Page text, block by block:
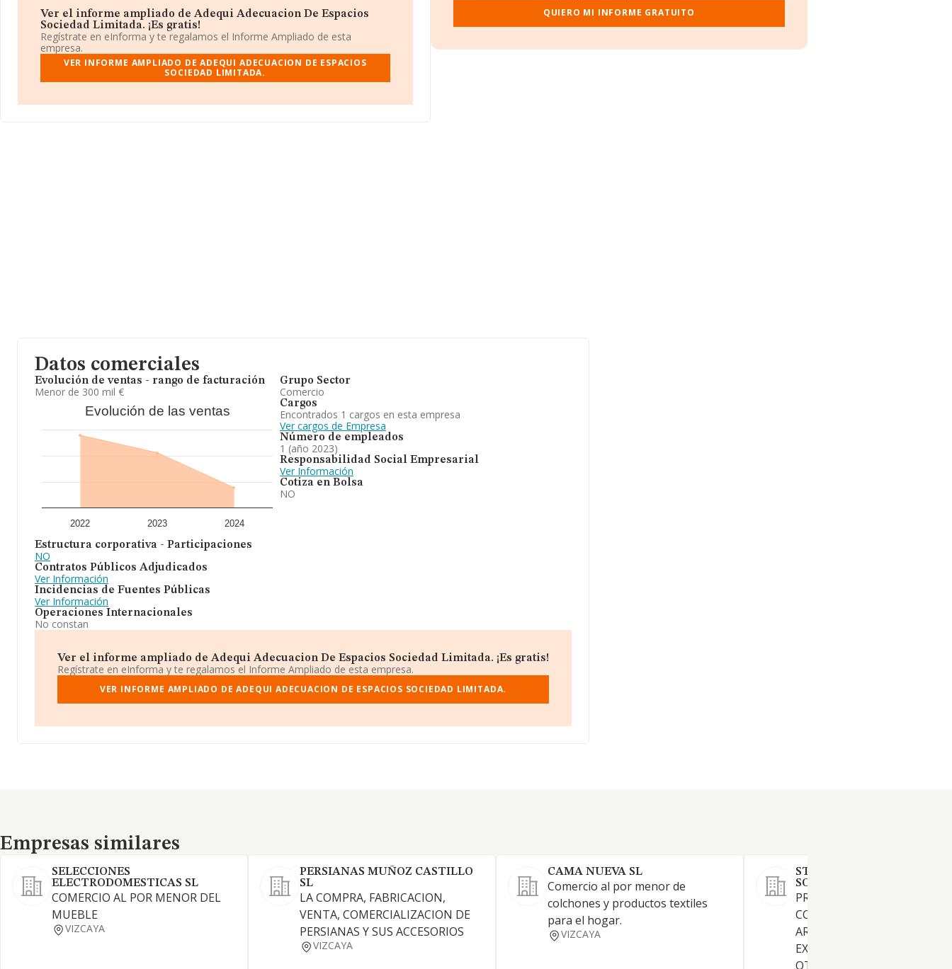
Puedes visitar su sitio web:www.adequi.com.
La empresaAdequi Adecuacion de Espacios Sociedad Limitada, CIF B95906897,
se encuentra en Calle Iparraguirre núm. 57, (48010), Bilbao, en Vizcaya, País Vasco.
En relación con el sector y disponiendo de los datos de hasta 25.538 empresas, a
nivel nacional la facturación asciende a 8.191 millones de euros y la media entre
información sobre Vizcaya, en la base de datos de INFORMA aparecen 551
Ver el informe ampliado de Adequi Adecuacion De Espacios
Sociedad Limitada. ¡Es gratis!
Regístrate en eInforma y te regalamos el Informe Ampliado de esta
empresa.
VER INFORME AMPLIADO DE ADEQUI ADECUACION DE ESPACIOS
SOCIEDAD LIMITADA.
QUIERO MI INFORME GRATUITO
Datos comerciales
Evolución de ventas - rango de facturación
Menor de 300 mil €
Evolución de las ventas
2022 2023 2024
Estructura corporativa - Participaciones
NO
Contratos Públicos Adjudicados
Ver Información
Incidencias de Fuentes Públicas
Ver Información
Operaciones Internacionales
No constan
Grupo Sector
Comercio
Cargos
Encontrados 1 cargos en esta empresa
Ver cargos de Empresa
Número de empleados
1 (año 2023)
Responsabilidad Social Empresarial
Ver Información
Cotiza en Bolsa
NO
Ver el informe ampliado de Adequi Adecuacion De Espacios Sociedad Limitada. ¡Es gratis!
Regístrate en eInforma y te regalamos el Informe Ampliado de esta empresa.
VER INFORME AMPLIADO DE ADEQUI ADECUACION DE ESPACIOS SOCIEDAD LIMITADA.
Empresas similares
Empresas similares
SELECCIONES
ELECTRODOMESTICAS SL
COMERCIO AL POR MENOR DEL
MUEBLE
VIZCAYA
PERSIANAS MUÑOZ CASTILLO
SL
LA COMPRA, FABRICACION,
VENTA, COMERCIALIZACION DE
PERSIANAS Y SUS ACCESORIOS
VIZCAYA
CAMA NUEVA SL
Comercio al por menor de
colchones y productos textiles
para el hogar.
VIZCAYA
STUDIO 2B PLENTZIA
SOCIEDAD LIMITADA.
PROMOCION,
COMPRA, VENTA,
ARRENDAMIENTO Y
EXPLOTACION EN
OTRA FORMA DE TODA